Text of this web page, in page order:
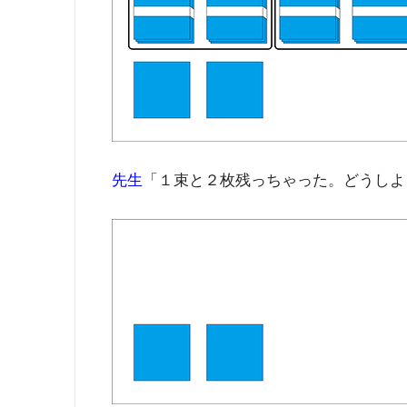
先生 「１束と２枚残っちゃった。どうし